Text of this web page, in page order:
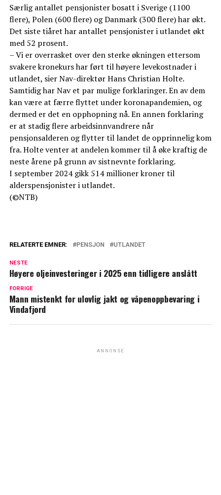
Særlig antallet pensjonister bosatt i Sverige (1100
flere), Polen (600 flere) og Danmark (300 flere) har økt.
Det siste tiåret har antallet pensjonister i utlandet økt
med 52 prosent.
– Vi er overrasket over den sterke økningen ettersom
svakere kronekurs har ført til høyere levekostnader i
utlandet, sier Nav-direktør Hans Christian Holte.
Samtidig har Nav et par mulige forklaringer. En av dem
kan være at færre flyttet under koronapandemien, og
dermed er det en opphopning nå. En annen forklaring
er at stadig flere arbeidsinnvandrere når
pensjonsalderen og flytter til landet de opprinnelig kom
fra. Holte venter at andelen kommer til å øke kraftig de
neste årene på grunn av sistnevnte forklaring.
I september 2024 gikk 514 millioner kroner til
alderspensjonister i utlandet.
(©NTB)
RELATERTE EMNER: PENSJON UTLANDET
NESTE
Høyere oljeinvesteringer i 2025 enn tidligere anslått
FORRIGE
Mann mistenkt for ulovlig jakt og våpenoppbevaring i
Vindafjord
ANNONSE